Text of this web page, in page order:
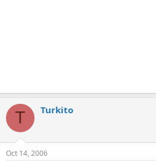
T Turkito
Oct 14, 2006